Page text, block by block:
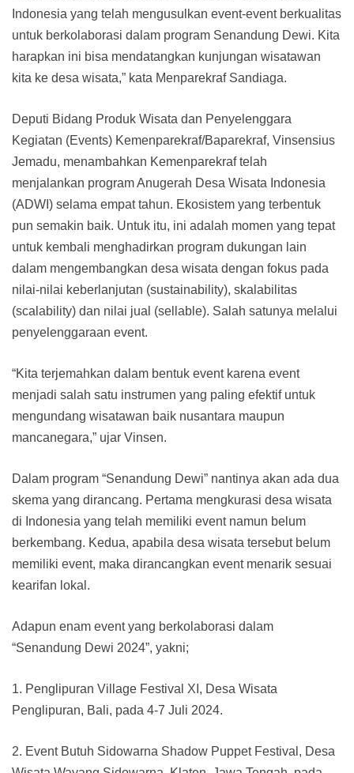
Indonesia yang telah mengusulkan event-event berkualitas
untuk berkolaborasi dalam program Senandung Dewi. Kita
harapkan ini bisa mendatangkan kunjungan wisatawan
kita ke desa wisata,” kata Menparekraf Sandiaga.
Deputi Bidang Produk Wisata dan Penyelenggara
Kegiatan (Events) Kemenparekraf/Baparekraf, Vinsensius
Jemadu, menambahkan Kemenparekraf telah
menjalankan program Anugerah Desa Wisata Indonesia
(ADWI) selama empat tahun. Ekosistem yang terbentuk
pun semakin baik. Untuk itu, ini adalah momen yang tepat
untuk kembali menghadirkan program dukungan lain
dalam mengembangkan desa wisata dengan fokus pada
nilai-nilai keberlanjutan (sustainability), skalabilitas
(scalability) dan nilai jual (sellable). Salah satunya melalui
penyelenggaraan event.
“Kita terjemahkan dalam bentuk event karena event
menjadi salah satu instrumen yang paling efektif untuk
mengundang wisatawan baik nusantara maupun
mancanegara,” ujar Vinsen.
Dalam program “Senandung Dewi” nantinya akan ada dua
skema yang dirancang. Pertama mengkurasi desa wisata
di Indonesia yang telah memiliki event namun belum
berkembang. Kedua, apabila desa wisata tersebut belum
memiliki event, maka dirancangkan event menarik sesuai
kearifan lokal.
Adapun enam event yang berkolaborasi dalam
“Senandung Dewi 2024”, yakni;
1. Penglipuran Village Festival XI, Desa Wisata
Penglipuran, Bali, pada 4-7 Juli 2024.
2. Event Butuh Sidowarna Shadow Puppet Festival, Desa